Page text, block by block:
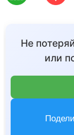
Не
или